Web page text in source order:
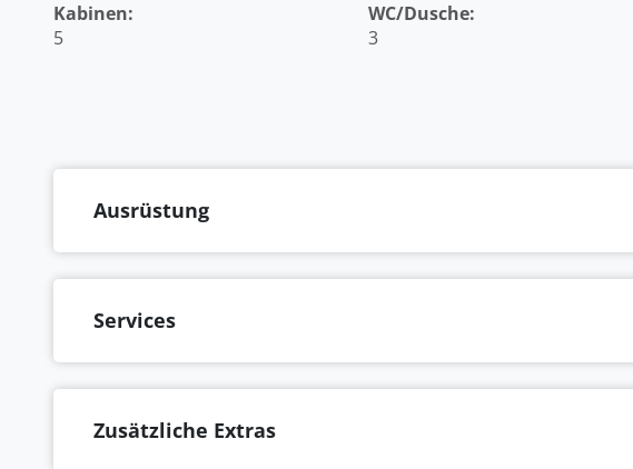
Kabinen:
5
WC/Dusche:
3
Ausrüstung
Services
Zusätzliche Extras